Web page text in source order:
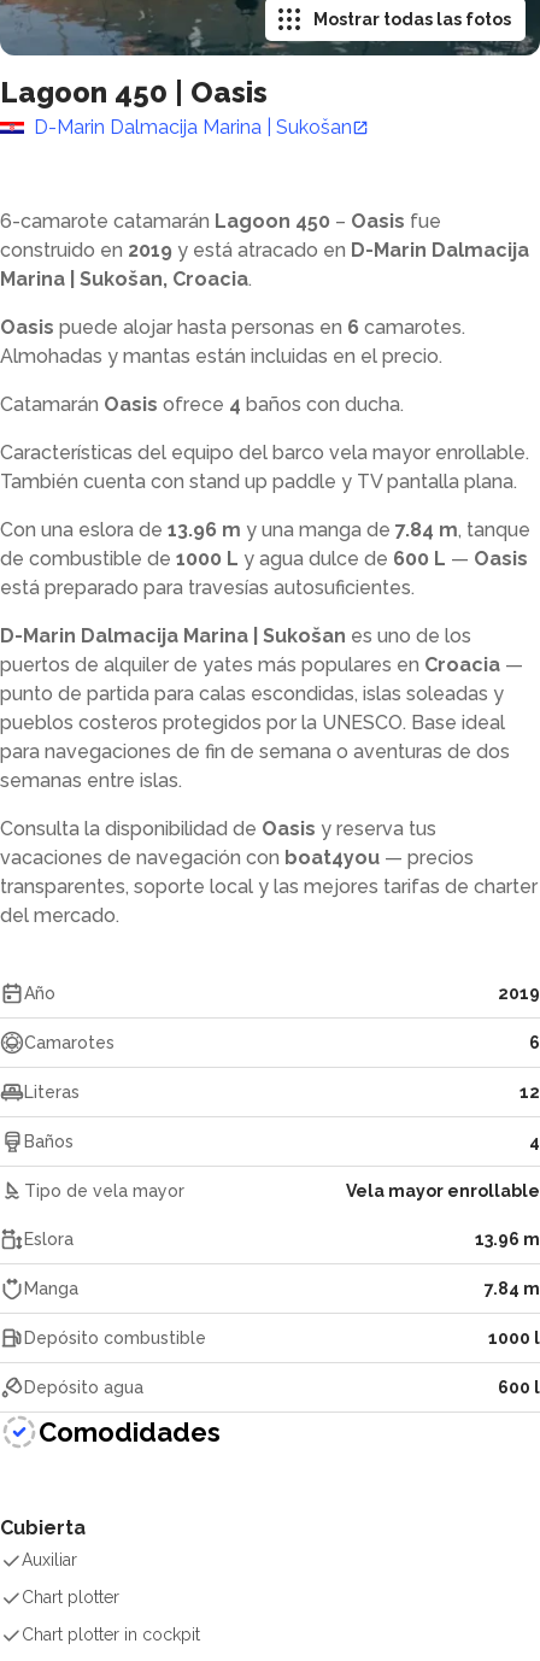
Lagoon 450 Oasis
D-Marin Dalmacija Marina | Sukošan
Mostrar todas las fotos
6-camarote catamarán Lagoon 450 – Oasis fue
construido en 2019 y está atracado en D-Marin Dalmacija
Marina | Sukošan, Croacia.
Oasis puede alojar hasta personas en 6 camarotes.
Almohadas y mantas están incluidas en el precio.
Catamarán Oasis ofrece 4 baños con ducha.
Características del equipo del barco vela mayor enrollable.
También cuenta con stand up paddle y TV pantalla plana.
Con una eslora de 13.96 m y una manga de 7.84 m, tanque
de combustible de 1000 L y agua dulce de 600 L — Oasis
está preparado para travesías autosuficientes.
D-Marin Dalmacija Marina | Sukošan es uno de los
puertos de alquiler de yates más populares en Croacia —
punto de partida para calas escondidas, islas soleadas y
pueblos costeros protegidos por la UNESCO. Base ideal
para navegaciones de fin de semana o aventuras de dos
semanas entre islas.
Consulta la disponibilidad de Oasis y reserva tus
vacaciones de navegación con boat4you — precios
transparentes, soporte local y las mejores tarifas de charter
del mercado.
Año 2019
Camarotes 6
Literas 12
Baños 4
Tipo de vela mayor Vela mayor enrollable
Eslora 13.96 m
Manga 7.84 m
Depósito combustible 1000 l
Depósito agua 600 l
Comodidades
Cubierta
Auxiliar
Chart plotter
Chart plotter in cockpit